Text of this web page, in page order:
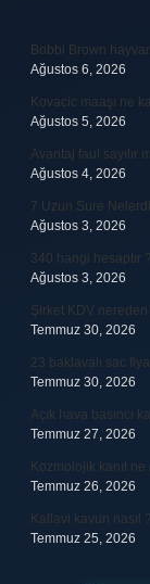
Bobbi Brown
Ağustos 6, 2026
Kovacic maaşı ne
Ağustos 5, 2026
Avantaj faul sayılır
Ağustos 4, 2026
7 Uzun Sure
Ağustos 3, 2026
340 hangi hesaptır ?
Ağustos 3, 2026
Şirket KDV
Temmuz 30, 2026
23 baklavalı sac
Temmuz 30, 2026
Açık hava basıncı
Temmuz 27, 2026
Kozmolojik kanıt
Temmuz 26, 2026
Kallavi kavun nasıl ?
Temmuz 25, 2026